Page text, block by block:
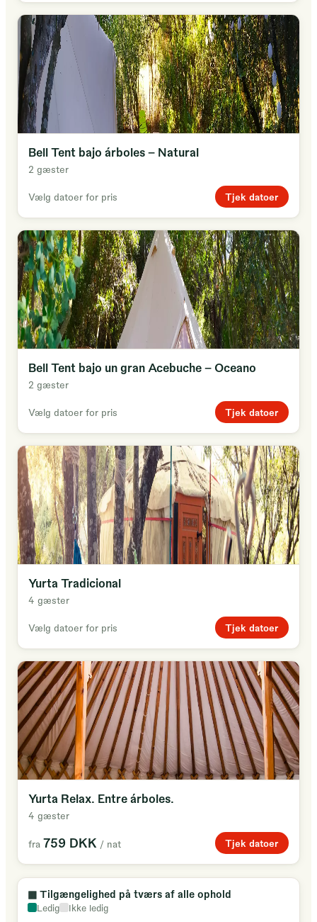
Bell Tent bajo árboles - Natural
2 gæster
Vælg datoer for pris Tjek datoer
Bell Tent bajo un gran Acebuche - Oceano
2 gæster
Vælg datoer for pris Tjek datoer
Yurta Tradicional
4 gæster
Vælg datoer for pris Tjek datoer
Yurta Relax. Entre árboles.
4 gæster
fra 759 DKK / nat Tjek datoer
▦ Tilgængelighed på tværs af alle ophold
Ledig Ikke ledig